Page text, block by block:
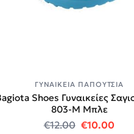
€39.00.
ΓΥΝΑΙΚΕΊΑ ΠΑΠΟΎΤΣΙΑ
Shoes Γυναικείες
803-Μ Μπλε
€12.00 Original
€10.00Η